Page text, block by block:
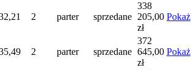
2 parter sprzedane
338
205,00
zł
Pokaż
2 parter sprzedane
372
645,00
zł
Pokaż